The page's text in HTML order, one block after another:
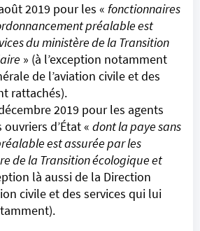
2019 pour les « fonctionnaires
préalable est
du ministère de la Transition
» (à l’exception notamment
de l’aviation civile et des
rattachés).
2019 pour les agents
d’État « dont la paye sans
est assurée par les
de la Transition écologique et
là aussi de la Direction
civile et des services qui lui